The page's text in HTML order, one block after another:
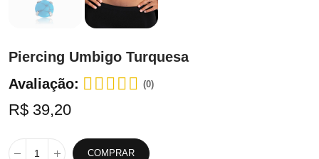
Piercing Umbigo Turquesa
Avaliação:
(0)
R$ 39,20
COMPRAR